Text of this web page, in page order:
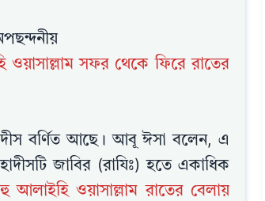
ওয়াসাল্লাম সফর থেকে ফিরে রাতের
বর্ণিত আছে। আবূ ঈসা বলেন, এ
জাবির (রাযিঃ) হতে একাধিক
আলাইহি ওয়াসাল্লাম রাতের বেলায়